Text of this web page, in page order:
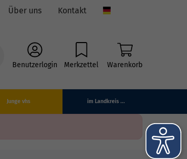
Über uns Kontakt
Benutzerlogin Merkzettel Warenkorb
Junge vhs im Landkreis ...